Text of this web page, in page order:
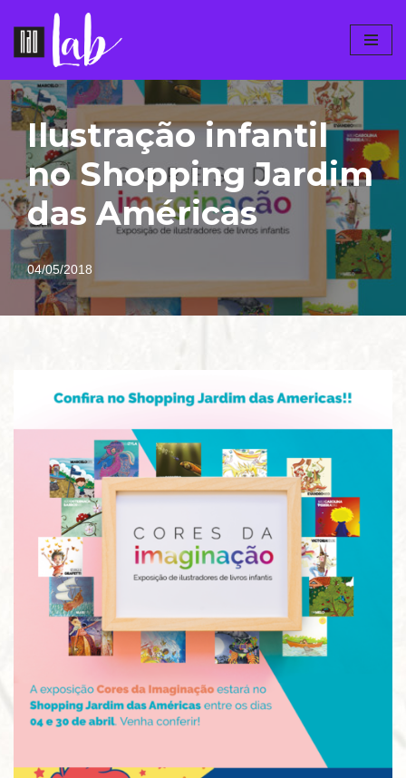
Pular
o
conteúdo
Ilustração infantil
no Shopping Jardim
das Américas
04/05/2018